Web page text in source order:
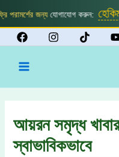
জন্যযোগাযোগ করুন:হেকিম
Skip
to
content
আয়রন সমৃদ্ধ
স্বাভাবিকভাবে